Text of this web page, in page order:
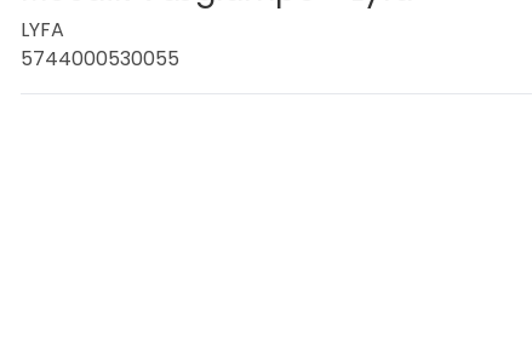
LYFA
5744000530055